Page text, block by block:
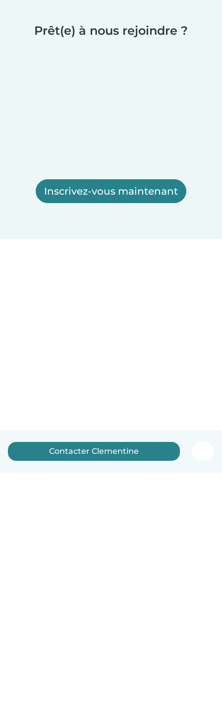
Prêt(e) à nous rejoindre ?
Inscrivez-vous maintenant
Contacter Clementine